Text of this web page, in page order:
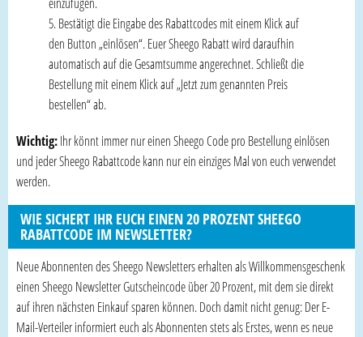
Bestätigt die Eingabe des Rabattcodes mit einem Klick auf
den Button „einlösen“. Euer Sheego Rabatt wird daraufhin
automatisch auf die Gesamtsumme angerechnet. Schließt die
Bestellung mit einem Klick auf „Jetzt zum genannten Preis
bestellen“ ab.
Wichtig:Ihr könnt immer nur einen Sheego Code pro Bestellung einlösen
und jeder Sheego Rabattcode kann nur ein einziges Mal von euch verwendet
werden.
WIE SICHERT IHR EUCH EINEN 20 PROZENT SHEEGO
RABATTCODE IM NEWSLETTER?
Neue Abonnenten des Sheego Newsletters erhalten als Willkommensgeschenk
einen Sheego Newsletter Gutscheincode über 20 Prozent, mit dem sie direkt
auf ihren nächsten Einkauf sparen können. Doch damit nicht genug: Der E-
Mail-Verteiler informiert euch als Abonnenten stets als Erstes, wenn es neue